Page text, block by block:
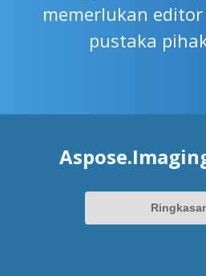
memerlukan
pustaka